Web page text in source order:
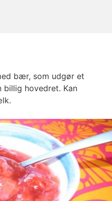
bær, som udgør et
billig hovedret. Kan